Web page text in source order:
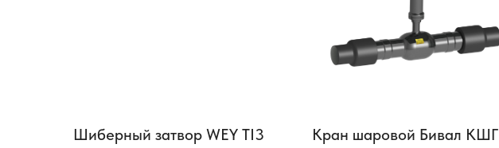
Шиберный затвор WEY TI3
Кран шаровой Бивал КШГ